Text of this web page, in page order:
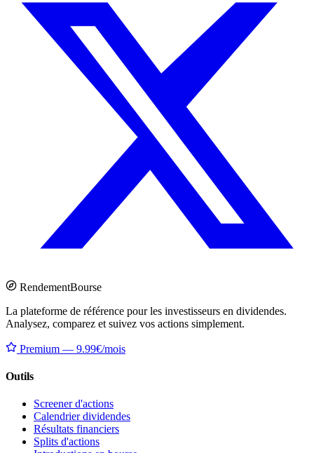
RendementBourse
La plateforme de référence pour les investisseurs en dividendes.
Analysez, comparez et suivez vos actions simplement.
Premium — 9.99€/mois
Outils
Screener d'actions
Calendrier dividendes
Résultats financiers
Splits d'actions